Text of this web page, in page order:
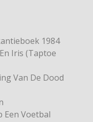
1984
Iris (Taptoe
Van De Dood
Een Voetbal